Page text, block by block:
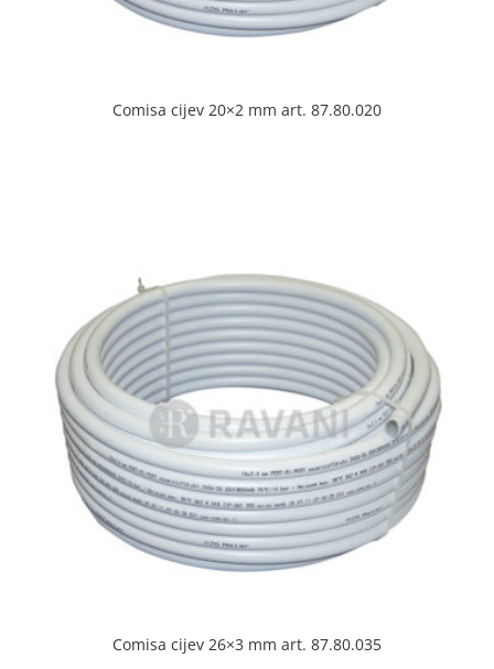
Comisa cijev 20×2 mm art. 87.80.020
Comisa cijev 26×3 mm art. 87.80.035